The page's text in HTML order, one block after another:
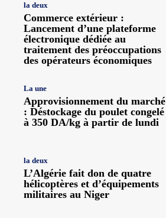
la deux
Commerce extérieur :
Lancement d’une plateforme
électronique dédiée au
traitement des préoccupations
des opérateurs économiques
La une
Approvisionnement du marché
: Déstockage du poulet congelé
à 350 DA/kg à partir de lundi
la deux
L’Algérie fait don de quatre
hélicoptères et d’équipements
militaires au Niger